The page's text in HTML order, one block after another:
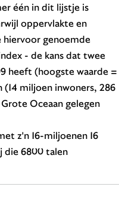
één in dit lijstje is
oppervlakte en
hiervoor genoemde
- de kans dat twee
heeft (hoogste waarde =
miljoen inwoners, 286
Oceaan gelegen
z'n 16-miljoenen 16
die 6800 talen